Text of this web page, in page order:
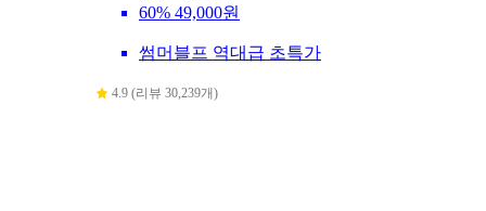
60% 49,000원
썸머블프 역대급 초특가
4.9 (리뷰 30,239개)